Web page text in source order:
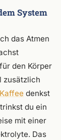
System
das Atmen
den Körper
zusätzlich
Kaffee denkst
du ein
mit einer
Das